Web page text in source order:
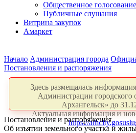
Общественное голосование
Публичные слушания
Витрина закупок
Амаркет
Начало Администрация города
Постановления и распоряжения
Здесь размещалась
Администрации городского
Архангельск» до
Актуальная информация и
https://
Постановления и распоряжения
Об изъятии земельного участка и